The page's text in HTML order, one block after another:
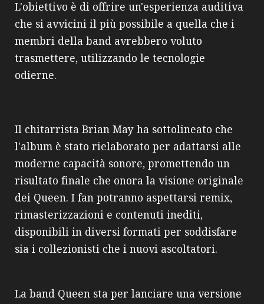
L'obiettivo è di offrire un'esperienza auditiva
che si avvicini il più possibile a quella che i
membri della band avrebbero voluto
trasmettere, utilizzando le tecnologie
odierne.
Il chitarrista Brian May ha sottolineato che
l'album è stato rielaborato per adattarsi alle
moderne capacità sonore, promettendo un
risultato finale che onora la visione originale
dei Queen. I fan potranno aspettarsi remix,
rimasterizzazioni e contenuti inediti,
disponibili in diversi formati per soddisfare
sia i collezionisti che i nuovi ascoltatori.
La band Queen sta per lanciare una versione